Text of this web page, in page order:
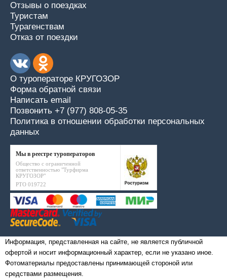
Отзывы о поездках
Туристам
Турагенствам
Отказ от поездки
О туроператоре КРУГОЗОР
Форма обратной связи
Написать email
Позвонить +7 (977) 808-05-35
Политика в отношении обработки персональных
данных
Мы в реестре туроператоров
Общество с ограниченной
ответственностью "Турфирма
КРУГОЗОР"
РТО 019722
Информация, представленная на сайте, не является публичной
офертой и носит информационный характер, если не указано иное.
Фотоматериалы предоставлены принимающей стороной или
средствами размещения.